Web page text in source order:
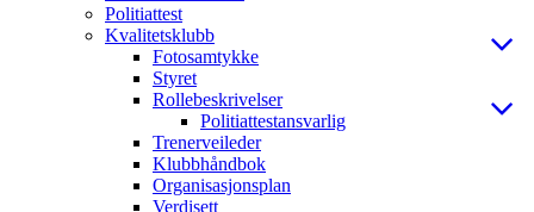
Politiattest
Kvalitetsklubb
Fotosamtykke
Styret
Rollebeskrivelser
Politiattestansvarlig
Trenerveileder
Klubbhåndbok
Organisasjonsplan
Verdisett